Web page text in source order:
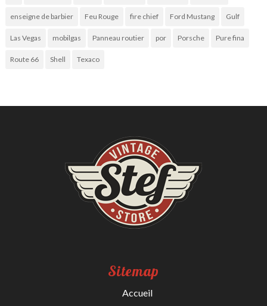
enseigne de barbier Feu Rouge fire chief Ford Mustang Gulf
Las Vegas mobilgas Panneau routier por Porsche Pure fina
Route 66 Shell Texaco
Sitemap
Accueil